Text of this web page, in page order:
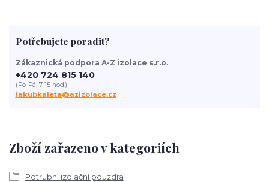
Zboží zařazeno v kategoriích
Potrubní izolační pouzdra
Potřebujete poradit?
Zákaznická podpora A-Z izolace s.r.o.
+420 724 815 140
(Po-Pá, 7-15 hod.)
jakubkaleta@azizolace.cz